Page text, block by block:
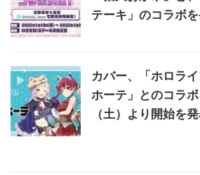
テーキ」のコラボ
カバー、「ホロラ
ホーテ」とのコラボ
（土）より開始を